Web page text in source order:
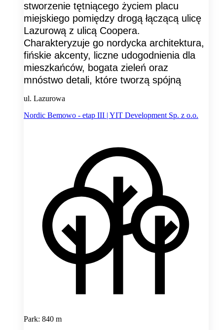
stworzenie tętniącego życiem placu
miejskiego pomiędzy drogą łączącą ulicę
Lazurową z ulicą Coopera.
Charakteryzuje go nordycka architektura,
fińskie akcenty, liczne udogodnienia dla
mieszkańców, bogata zieleń oraz
mnóstwo detali, które tworzą spójną
ul. Lazurowa
Nordic Bemowo - etap III | YIT Development Sp. z o.o.
Park: 840 m